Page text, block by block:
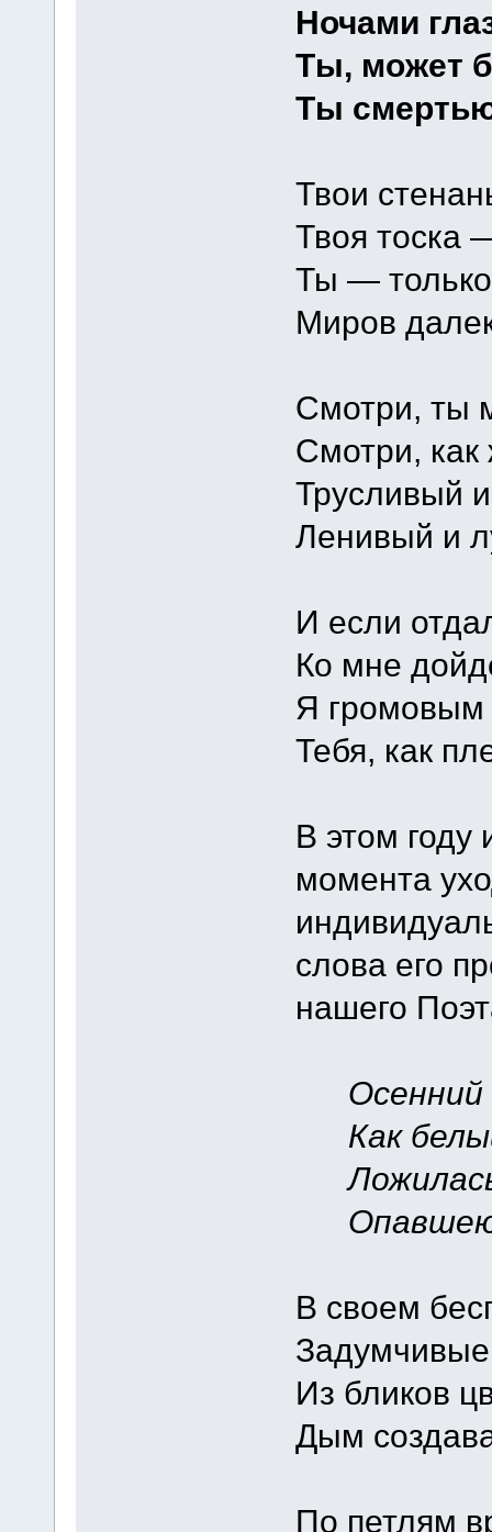
Ночами
Ты, может
Ты
Твои
Твоя тоска
Ты —
Миров
Смотри, ты
Смотри, как
Трусливый
Ленивый и
И если
Ко мне
Я
Тебя, как
В этом году
момента
слова его
нашего
Осенний
Как
Ложилась
Опавшею
В своем
Из бликов
Дым
По петлям